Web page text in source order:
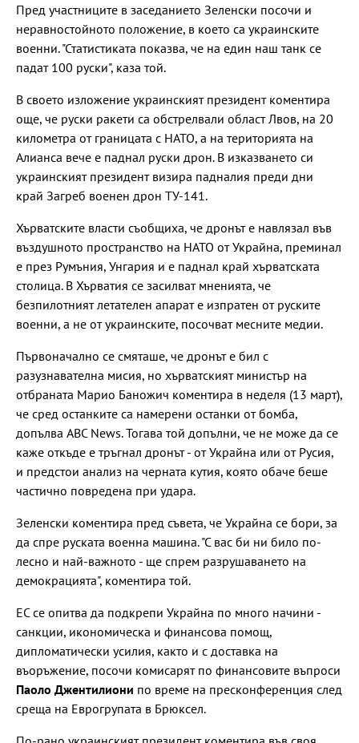
Пред участниците в заседанието Зеленски посочи и
неравностойното положение, в което са украинските
военни. "Статистиката показва, че на един наш танк се
падат 100 руски", каза той.
В своето изложение украинският президент коментира
още, че руски ракети са обстрелвали област Лвов, на 20
километра от границата с НАТО, а на територията на
Алианса вече е паднал руски дрон. В изказването си
украинският президент визира падналия преди дни
край Загреб военен дрон ТУ-141.
Хърватските власти съобщиха, че дронът е навлязал във
въздушното пространство на НАТО от Украйна, преминал
е през Румъния, Унгария и е паднал край хърватската
столица. В Хърватия се засилват мненията, че
безпилотният летателен апарат е изпратен от руските
военни, а не от украинските, посочват месните медии.
Първоначално се смяташе, че дронът е бил с
разузнавателна мисия, но хърватският министър на
отбраната Марио Баножич коментира в неделя (13 март),
че сред останките са намерени останки от бомба,
допълва ABC News. Тогава той допълни, че не може да се
каже откъде е тръгнал дронът - от Украйна или от Русия,
и предстои анализ на черната кутия, която обаче беше
частично повредена при удара.
Зеленски коментира пред съвета, че Украйна се бори, за
да спре руската военна машина. "С вас би ни било по-
лесно и най-важното - ще спрем разрушаването на
демокрацията", коментира той.
ЕС се опитва да подкрепи Украйна по много начини -
санкции, икономическа и финансова помощ,
дипломатически усилия, както и с доставка на
въоръжение, посочи комисарят по финансовите въпроси
Паоло Джентилиони по време на пресконференция след
среща на Еврогрупата в Брюксел.